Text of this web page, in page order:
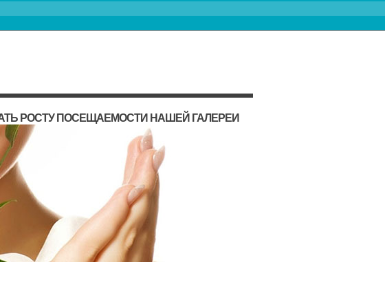
РОСТУ ПОСЕЩАЕМОСТИ НАШЕЙ ГАЛЕРЕИ